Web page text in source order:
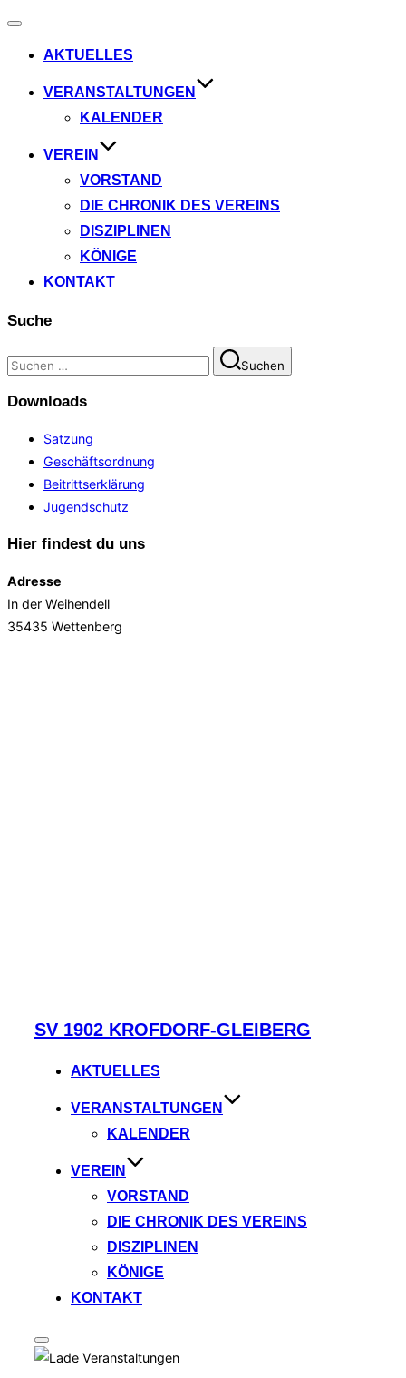
Navigation
AKTUELLES
VERANSTALTUNGEN
KALENDER
VEREIN
VORSTAND
DIE CHRONIK DES VEREINS
DISZIPLINEN
KÖNIGE
KONTAKT
Suche
Suchen
nach:
Suchen
Downloads
Satzung
Geschäftsordnung
Beitrittserklärung
Jugendschutz
Hier findest du uns
Adresse
In der Weihendell
35435 Wettenberg
springen
SV 1902 KROFDORF-GLEIBERG
AKTUELLES
VERANSTALTUNGEN
KALENDER
VEREIN
VORSTAND
DIE CHRONIK DES VEREINS
DISZIPLINEN
KÖNIGE
KONTAKT
Seitenleiste
&